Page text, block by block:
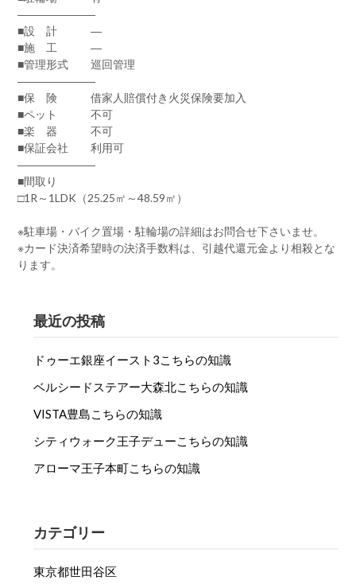
―――――――
■設 計 ―
■施 工 ―
■管理形式 巡回管理
―――――――
■保 険 借家人賠償付き火災保険要加入
■ペット 不可
■楽 器 不可
■保証会社 利用可
―――――――
■間取り
□1R～1LDK（25.25㎡～48.59㎡）
※駐車場・バイク置場・駐輪場の詳細はお問合せ下さいませ。
※カード決済希望時の決済手数料は、引越代還元金より相殺とな
ります。
最近の投稿
ドゥーエ銀座イースト3こちらの知識
ベルシードステアー大森北こちらの知識
VISTA豊島こちらの知識
シティウォーク王子デューこちらの知識
アローマ王子本町こちらの知識
カテゴリー
東京都世田谷区